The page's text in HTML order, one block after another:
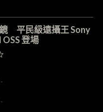
平民級遠攝王 Sony
OSS 登場